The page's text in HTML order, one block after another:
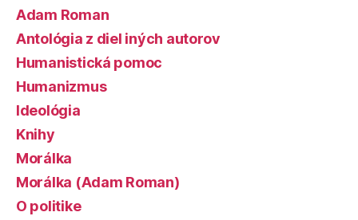
Adam Roman
Antológia z diel iných autorov
Humanistická pomoc
Humanizmus
Ideológia
Knihy
Morálka
Morálka (Adam Roman)
O politike